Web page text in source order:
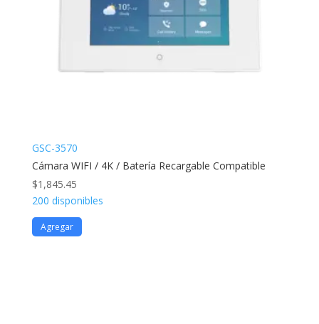
GSC-3570
Cámara WIFI / 4K / Batería Recargable Compatible
$1,845.45
200 disponibles
Agregar